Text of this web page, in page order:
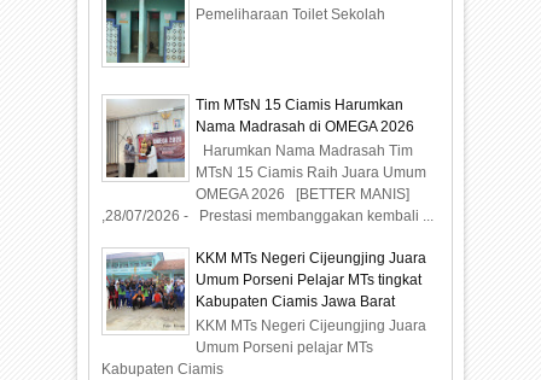
Pemeliharaan Toilet Sekolah
Tim MTsN 15 Ciamis Harumkan
Nama Madrasah di OMEGA 2026
Harumkan Nama Madrasah Tim
MTsN 15 Ciamis Raih Juara Umum
OMEGA 2026 [BETTER MANIS]
,28/07/2026 - Prestasi membanggakan kembali ...
KKM MTs Negeri Cijeungjing Juara
Umum Porseni Pelajar MTs tingkat
Kabupaten Ciamis Jawa Barat
KKM MTs Negeri Cijeungjing Juara
Umum Porseni pelajar MTs
Kabupaten Ciamis